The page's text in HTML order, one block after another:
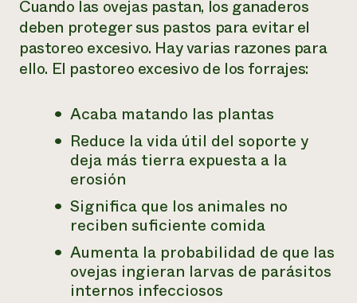
Cuando las ovejas pastan, los ganaderos
deben proteger sus pastos para evitar el
pastoreo excesivo. Hay varias razones para
ello. El pastoreo excesivo de los forrajes:
Acaba matando las plantas
Reduce la vida útil del soporte y
deja más tierra expuesta a la
erosión
Significa que los animales no
reciben suficiente comida
Aumenta la probabilidad de que las
ovejas ingieran larvas de parásitos
internos infecciosos